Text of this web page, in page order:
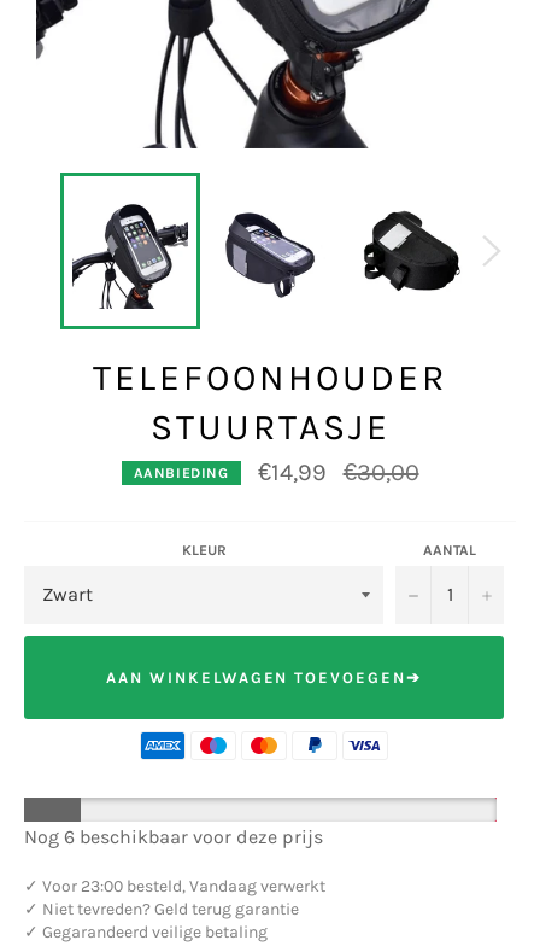
TELEFOONHOUDER
STUURTASJE
AANBIEDING €14,99
Normale
prijs
€30,00
KLEUR AANTAL
− +
AAN WINKELWAGEN TOEVOEGEN➔
Nog 6 beschikbaar voor deze prijs
✓ Voor 23:00 besteld, Vandaag verwerkt
✓ Niet tevreden? Geld terug garantie
✓ Gegarandeerd veilige betaling